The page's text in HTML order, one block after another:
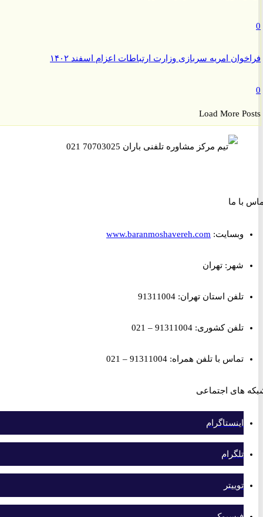
امریه سربازی وزارت ارتباطات اعزام اسفند ۱۴۰۲
Load More
ما
وبسایت:www.baranmoshavereh.com
شهر: تهران
تلفن استان تهران: 91311004
تلفن کشوری: 91311004 – 021
تماس با تلفن همراه: 91311004 – 021
اجتماعی
اینستاگرام
تلگرام
توییتر